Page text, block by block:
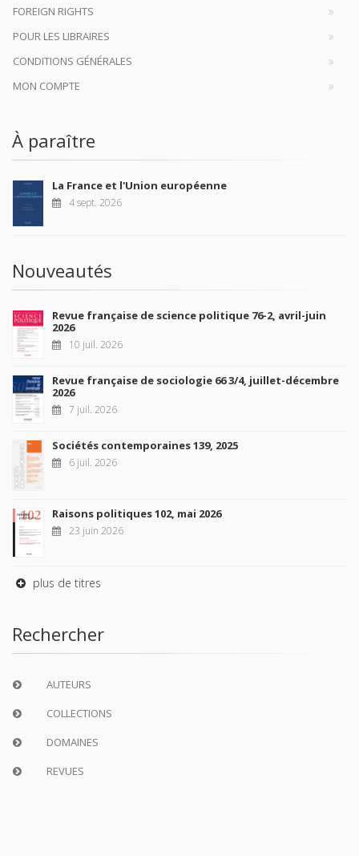
FOREIGN RIGHTS
POUR LES LIBRAIRES
CONDITIONS GÉNÉRALES
MON COMPTE
À paraître
La France et l'Union européenne
4 sept. 2026
Nouveautés
Revue française de science politique 76-2, avril-juin
2026
10 juil. 2026
Revue française de sociologie 66 3/4, juillet-décembre
2026
7 juil. 2026
Sociétés contemporaines 139, 2025
6 juil. 2026
Raisons politiques 102, mai 2026
23 juin 2026
plus de titres
Rechercher
AUTEURS
COLLECTIONS
DOMAINES
REVUES